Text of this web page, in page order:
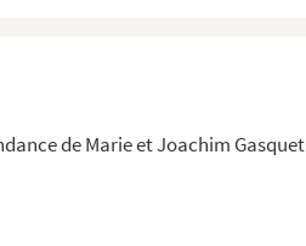
de Marie et Joachim Gasquet